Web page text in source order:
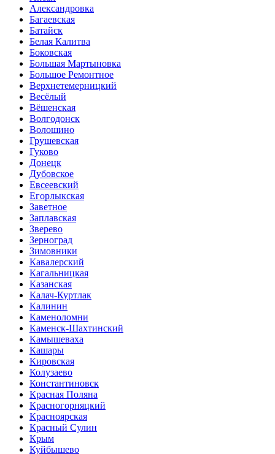
Александровка
Багаевская
Батайск
Белая Калитва
Боковская
Большая Мартыновка
Большое Ремонтное
Верхнетемерницкий
Весёлый
Вёшенская
Волгодонск
Волошино
Грушевская
Гуково
Донецк
Дубовское
Евсеевский
Егорлыкская
Заветное
Заплавская
Зверево
Зерноград
Зимовники
Кавалерский
Кагальницкая
Казанская
Калач-Куртлак
Калинин
Каменоломни
Каменск-Шахтинский
Камышеваха
Кашары
Кировская
Колузаево
Константиновск
Красная Поляна
Красногорняцкий
Красноярская
Красный Сулин
Крым
Куйбышево